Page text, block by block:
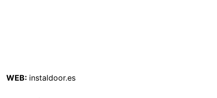
WEB: instaldoor.es